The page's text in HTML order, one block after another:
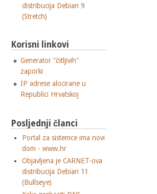
distribucija Debian 9
(Stretch)
Korisni linkovi
Generator "čitljivih"
zaporki
IP adrese alocirane u
Republici Hrvatskoj
Posljednji članci
Portal za sistemce ima novi
dom - www.hr
Objavljena je CARNET-ova
distribucija Debian 11
(Bullseye)